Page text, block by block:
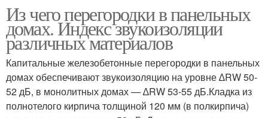
хрущевке
Из чего перегородки в панельных
домах. Индекс звукоизоляции
различных материалов
Капитальные железобетонные перегородки в панельных
домах обеспечивают звукоизоляцию на уровне ∆RW 50-
52 дБ, в монолитных домах — ∆RW 53-55 дБ.Кладка из
полнотелого кирпича толщиной 120 мм (в полкирпича)